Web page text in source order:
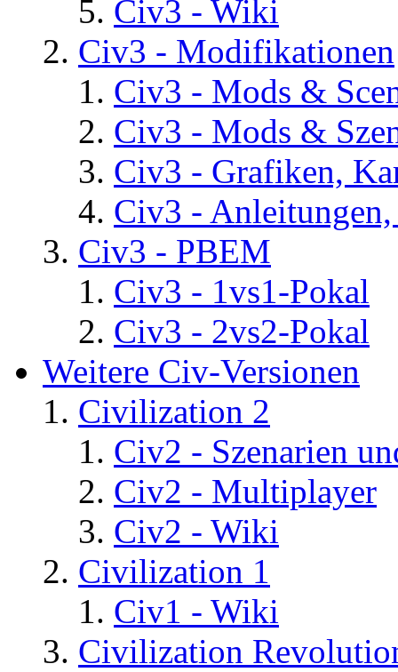
Civ3 - Wiki
Civ3 - Modifikationen
Civ3 - Mods &
Civ3 - Mods &
Civ3 - Grafiken,
Civ3 -
Civ3 - PBEM
Civ3 - 1vs1-Pokal
Civ3 - 2vs2-Pokal
Weitere Civ-Versionen
Civilization 2
Civ2 - Szenarien
Civ2 - Multiplayer
Civ2 - Wiki
Civilization 1
Civ1 - Wiki
Civilization